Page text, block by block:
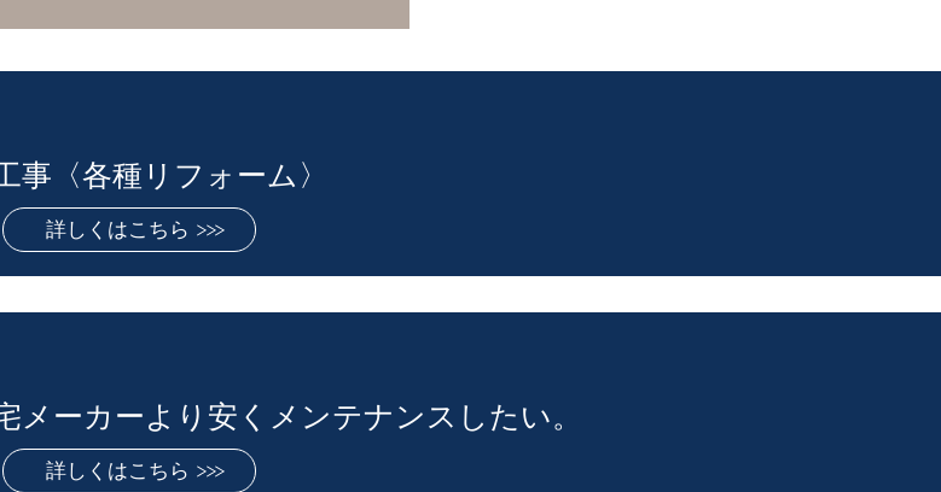
事〈各種リフォーム〉
詳しくはこちら
メーカーより安くメンテナンスしたい。
詳しくはこちら